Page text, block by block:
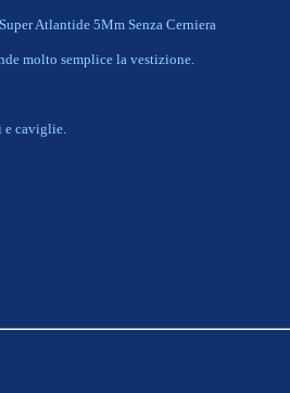
Atlantide 5Mm Senza Cerniera
molto semplice la vestizione.
e caviglie.